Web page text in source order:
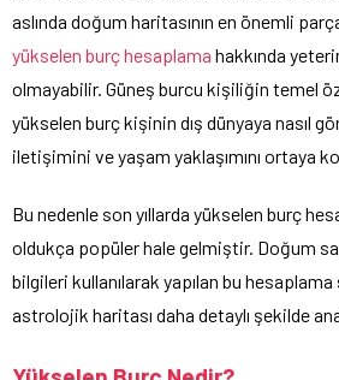
aslında doğum haritasının en önemli
yükselen burç hesaplama hakkında
olmayabilir. Güneş burcu kişiliğin temel
yükselen burç kişinin dış dünyaya nasıl
iletişimini ve yaşam yaklaşımını ortaya
Bu nedenle son yıllarda yükselen burç
oldukça popüler hale gelmiştir. Doğum
bilgileri kullanılarak yapılan bu
astrolojik haritası daha detaylı şekilde